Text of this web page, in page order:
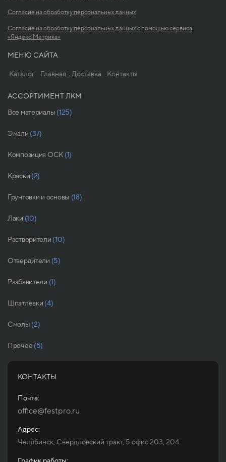
Согласие на обработку персональных данных
Согласие на обработку персональных данных с помощью сервиса
«Яндекс.Метрика»
МЕНЮ САЙТА
Каталог Главная Доставка Контакты
АССОРТИМЕНТ ЛКМ
Все материалы (125)
Эмали (37)
Композиция ОСК (1)
Краски (2)
Грунтовки и основы (18)
Лаки (10)
Растворители (10)
Отвердители (5)
Разбавители (1)
Шпатлевки (4)
Смолы (2)
Прочее (5)
КОНТАКТЫ
Почта:
office@festpro.ru
Адрес:
Челябинск, Свердловский тракт, 5 офис 203, 204
График работы: